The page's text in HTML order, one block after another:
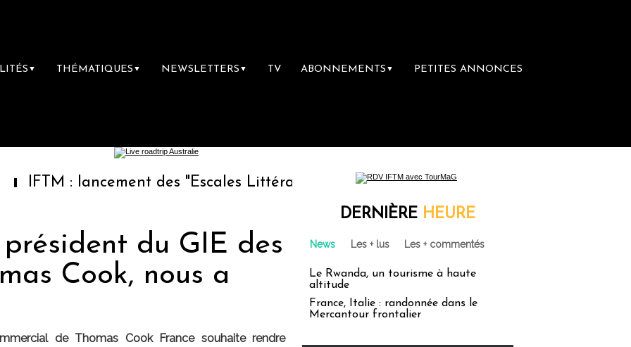
▼ THÉMATIQUES ▼ NEWSLETTERS ▼ TV ABONNEMENTS ▼ PETITES ANNONCES
: lancement des "Escales Littéraires", la première librairie du voyage
du GIE des
Cook, nous a
de Thomas Cook France souhaite rendre
DERNIÈRE HEURE
News Les + lus Les + commentés
Le Rwanda, un tourisme à haute
altitude
France, Italie : randonnée dans le
Mercantour frontalier